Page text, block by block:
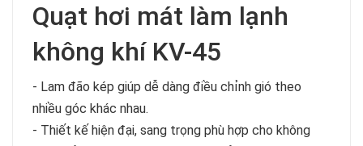
Quạt hơi mát làm lạnh
không khí KV-45
- Lam đão kép giúp dễ dàng điều chỉnh gió theo
nhiều góc khác nhau.
- Thiết kế hiện đại, sang trọng phù hợp cho không